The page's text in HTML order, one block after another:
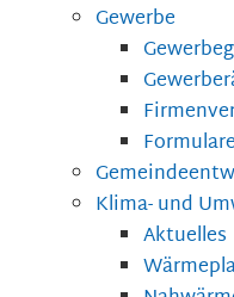
Gewerbe
Formulare
Klima- und
Aktuelles